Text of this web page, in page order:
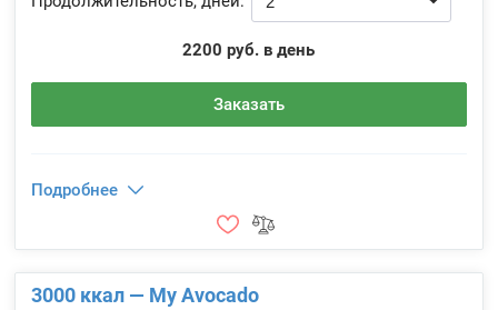
2200 руб. в день
Заказать
Подробнее
3000 ккал — My Avocado